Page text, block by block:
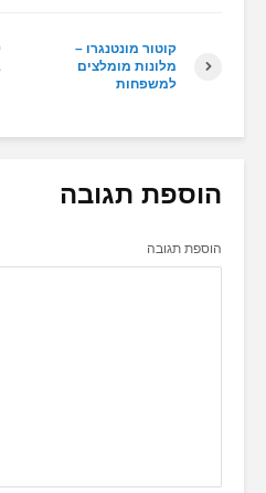
קוטור מונטנגרו –
מלונות מומלצים
למשפחות
הוספת תגובה
הוספת תגובה